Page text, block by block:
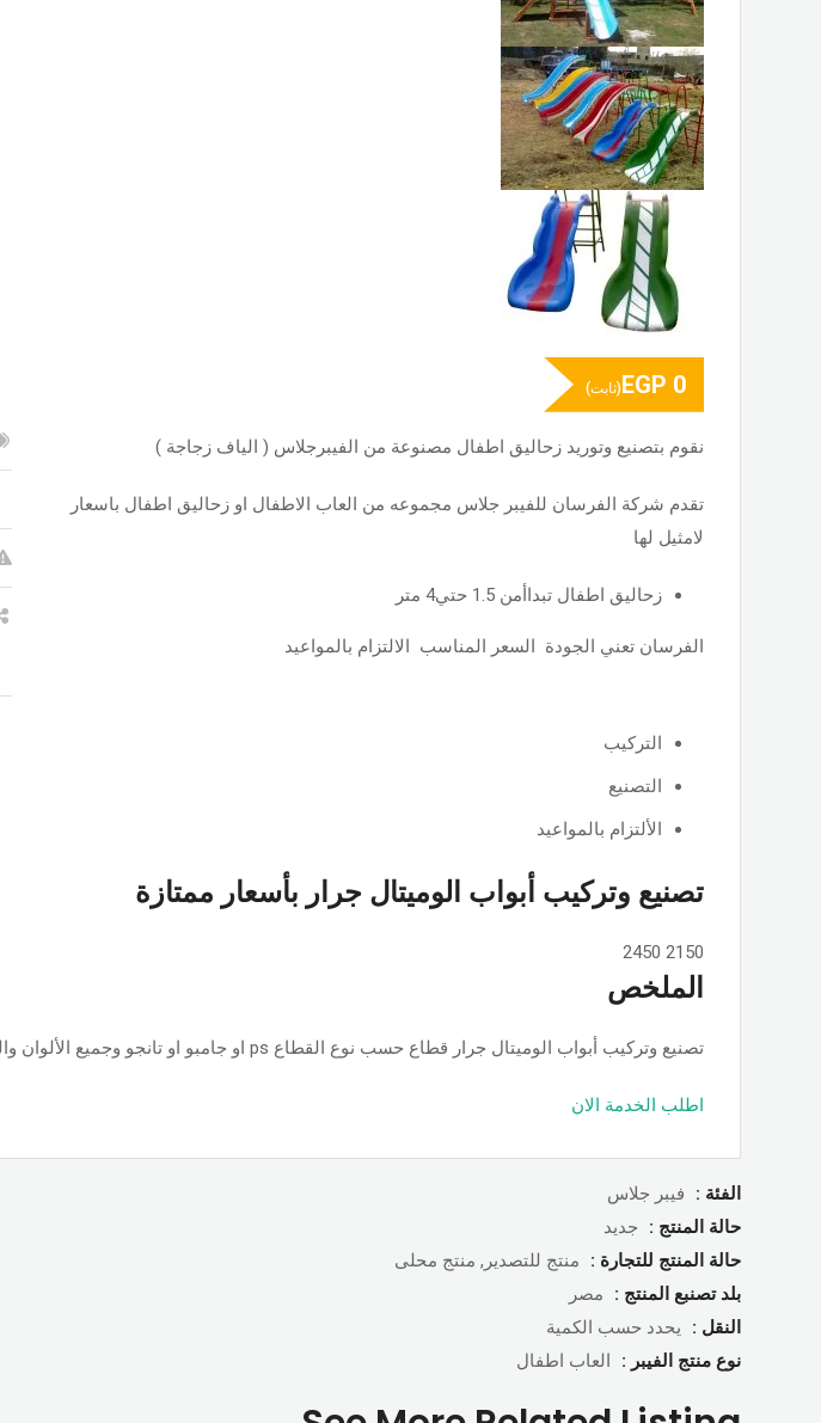
EGP 0 (ثابت)
نقوم بتصنيع وتوريد زحاليق اطفال مصنوعة من الفيبرجلاس ( الياف زجاجة )
تقدم شركة الفرسان للفيبر جلاس مجموعه من العاب الاطفال او زحاليق اطفال باسعار
لامثيل لها
زحاليق اطفال تبداأمن 1.5 حتي4 متر
الفرسان تعني الجودة السعر المناسب الالتزام بالمواعيد
التركيب
التصنيع
الألتزام بالمواعيد
تصنيع وتركيب أبواب الوميتال جرار بأسعار ممتازة
2150
2450
الملخص
تصنيع وتركيب أبواب الوميتال جرار قطاع حسب نوع القطاع ps او جامبو او تانجو وجميع الألوان والمساحات, حسب الطلب بأسعار ممتازة.
اطلب الخدمة الان
الفئة :
فيبر جلاس
حالة المنتج :
جديد
حالة المنتج للتجارة :
منتج للتصدير, منتج محلى
بلد تصنبع المنتج :
مصر
النقل :
يحدد حسب الكمية
نوع منتج الفيبر :
العاب اطفال